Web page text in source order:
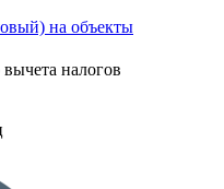
на объекты
вычета налогов